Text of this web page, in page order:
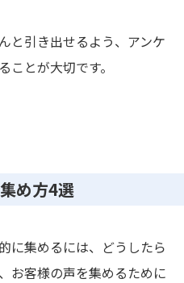
と引き出せるよう、アンケ
とが大切です。
め方4選
に集めるには、どうしたら
お客様の声を集めるために